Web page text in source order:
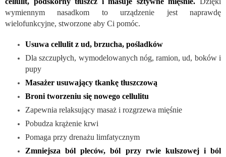
wymiennym nasadkom to urządzenie jest naprawdę
wielofunkcyjne, stworzone aby Ci pomóc.
Usuwa cellulit z ud, brzucha, pośladków
Dla szczupłych, wymodelowanych nóg, ramion, ud, boków i
pupy
Masażer usuwający tkankę tłuszczową
Broni tworzeniu się nowego cellulitu
Zapewnia relaksujący masaż i rozgrzewa mięśnie
Pobudza krążenie krwi
Pomaga przy drenażu limfatycznym
Zmniejsza ból pleców, ból przy rwie kulszowej i ból